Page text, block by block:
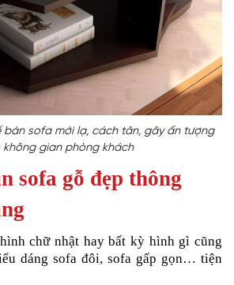
bàn sofa mới lạ, cách tân, gây ấn tượng
không gian phòng khách
sofa gỗ đẹp thông
chữ nhật hay bất kỳ hình gì cũng
dáng sofa đôi, sofa gấp gọn… tiện